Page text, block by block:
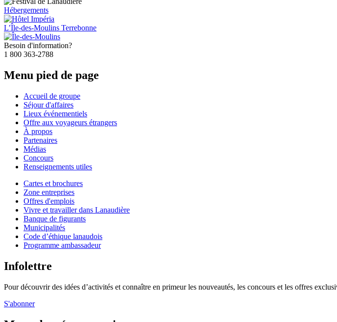
Hébergements
L’Île-des-Moulins Terrebonne
Besoin d'information?
1 800 363-2788
Menu pied de page
Accueil de groupe
Séjour d'affaires
Lieux événementiels
Offre aux voyageurs étrangers
À propos
Partenaires
Médias
Concours
Renseignements utiles
Cartes et brochures
Zone entreprises
Offres d'emplois
Vivre et travailler dans Lanaudière
Banque de figurants
Municipalités
Code d’éthique lanaudois
Programme ambassadeur
Infolettre
Pour découvrir des idées d’activités et connaître en primeur les nouveautés, les concours et les offres
S'abonner